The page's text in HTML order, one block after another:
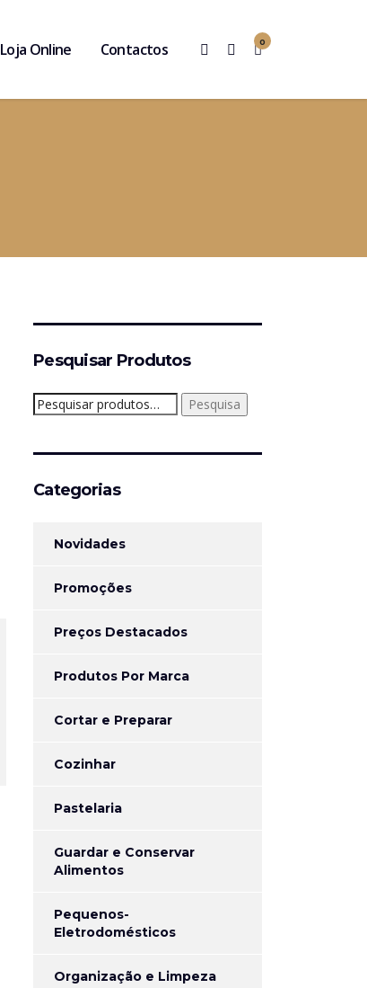
0
Loja Online Contactos
Pesquisar Produtos
Pesquisar
por:
Pesquisa
Categorias
Novidades
Promoções
Preços Destacados
Produtos Por Marca
Cortar e Preparar
Cozinhar
Pastelaria
Guardar e Conservar
Alimentos
Pequenos-
Eletrodomésticos
Organização e Limpeza